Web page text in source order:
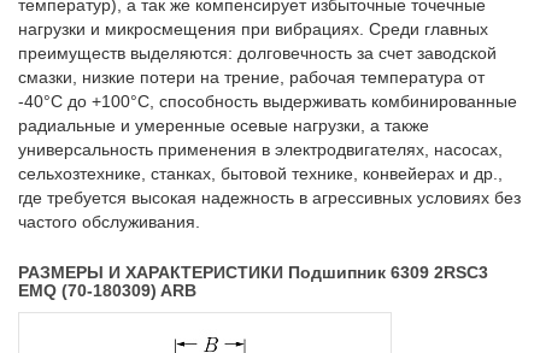
температур), а так же компенсирует избыточные точечные
нагрузки и микросмещения при вибрациях. Среди главных
преимуществ выделяются: долговечность за счет заводской
смазки, низкие потери на трение, рабочая температура от
-40°C до +100°C, способность выдерживать комбинированные
радиальные и умеренные осевые нагрузки, а также
универсальность применения в электродвигателях, насосах,
сельхозтехнике, станках, бытовой технике, конвейерах и др.,
где требуется высокая надежность в агрессивных условиях без
частого обслуживания.
РАЗМЕРЫ И ХАРАКТЕРИСТИКИ Подшипник 6309 2RSC3
EMQ (70-180309) ARB